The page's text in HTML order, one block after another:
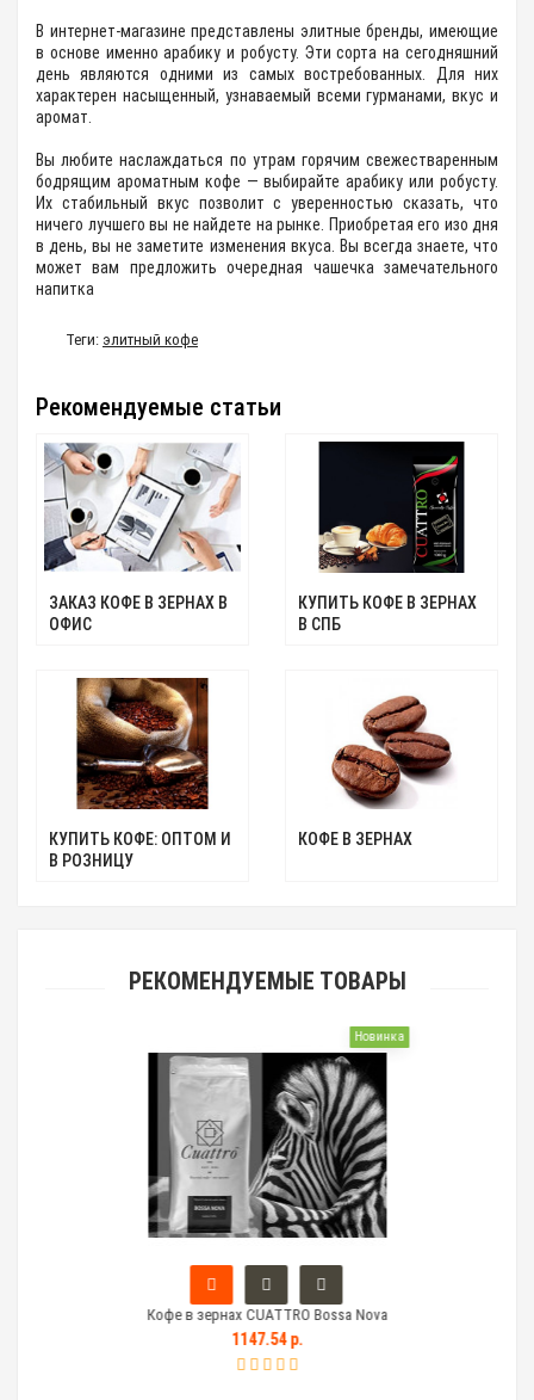
В интернет-магазине представлены элитные бренды, имеющие
в основе именно арабику и робусту. Эти сорта на сегодняшний
день являются одними из самых востребованных. Для них
характерен насыщенный, узнаваемый всеми гурманами, вкус и
аромат.
Вы любите наслаждаться по утрам горячим свежестваренным
бодрящим ароматным кофе — выбирайте арабику или робусту.
Их стабильный вкус позволит с уверенностью сказать, что
ничего лучшего вы не найдете на рынке. Приобретая его изо дня
в день, вы не заметите изменения вкуса. Вы всегда знаете, что
может вам предложить очередная чашечка замечательного
напитка
Теги: элитный кофе
Рекомендуемые статьи
ЗАКАЗ КОФЕ В ЗЕРНАХ В
ОФИС
КУПИТЬ КОФЕ В ЗЕРНАХ
В СПБ
КУПИТЬ КОФЕ: ОПТОМ И
В РОЗНИЦУ
КОФЕ В ЗЕРНАХ
РЕКОМЕНДУЕМЫЕ ТОВАРЫ
Новинка
Кофе в зернах CUATTRO Bossa Nova
1147.54 р.